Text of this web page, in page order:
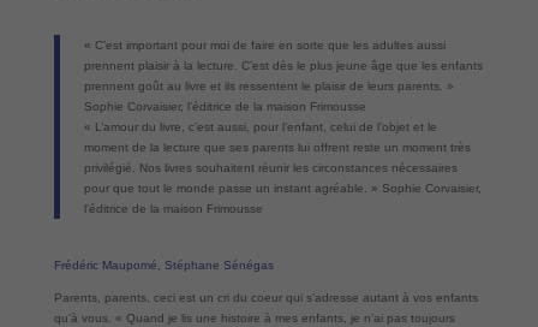
« C’est important pour moi de faire en sorte que les adultes aussi
prennent plaisir à la lecture. C’est dès le plus jeune âge que les enfants
prennent goût au livre et ils ressentent le plaisir de leurs parents. »
Sophie Corvaisier, l’éditrice de la maison Frimousse
« L’amour du livre, c’est aussi, pour l’enfant, celui de l’objet et le
moment de la lecture que ses parents lui offrent reste un moment très
privilégié. Nos livres souhaitent réunir les circonstances nécessaires
pour que tout le monde passe un instant agréable. » Sophie Corvaisier,
l’éditrice de la maison Frimousse
Frédéric Maupomé Stéphane Sénégas
Parents, parents, ceci est un cri du coeur qui s’adresse autant à vos enfants
qu’à vous. « Quand je lis une histoire à mes enfants, je n’ai pas toujours